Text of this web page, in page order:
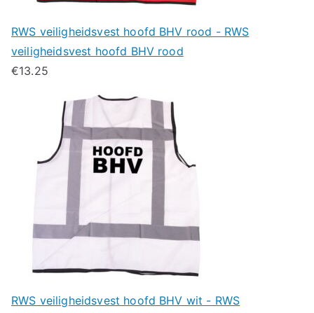
RWS veiligheidsvest hoofd BHV rood - RWS
veiligheidsvest hoofd BHV rood
€13.25
RWS veiligheidsvest hoofd BHV wit - RWS